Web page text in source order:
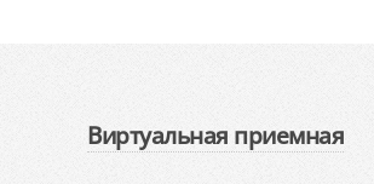
Виртуальная приемная